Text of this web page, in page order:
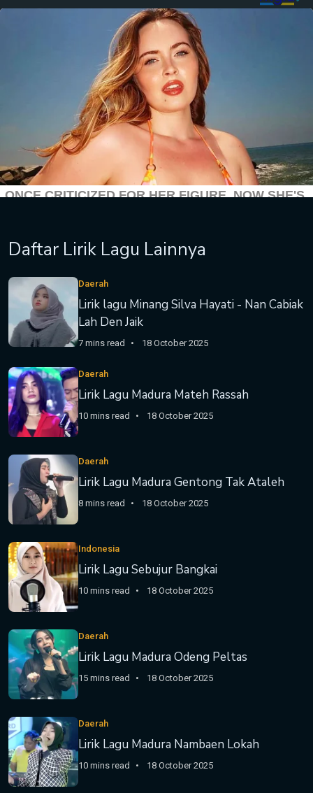
Daftar Lirik Lagu Lainnya
Daerah
Lirik lagu Minang Silva Hayati - Nan Cabiak
Lah Den Jaik
7 mins read 18 October 2025
Daerah
Lirik Lagu Madura Mateh Rassah
10 mins read 18 October 2025
Daerah
Lirik Lagu Madura Gentong Tak Ataleh
8 mins read 18 October 2025
Indonesia
Lirik Lagu Sebujur Bangkai
10 mins read 18 October 2025
Daerah
Lirik Lagu Madura Odeng Peltas
15 mins read 18 October 2025
Daerah
Lirik Lagu Madura Nambaen Lokah
10 mins read 18 October 2025